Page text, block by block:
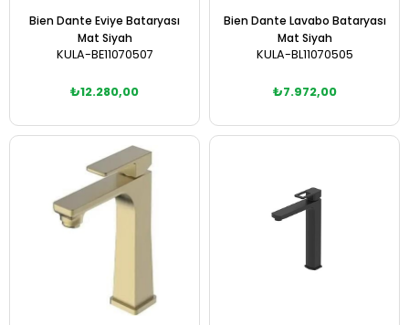
Bien Dante Eviye Bataryası
Mat Siyah
KULA-BE11070507
₺12.280,00
Sepete Ekle
Bien Dante Lavabo Bataryası
Mat Siyah
KULA-BL11070505
₺7.972,00